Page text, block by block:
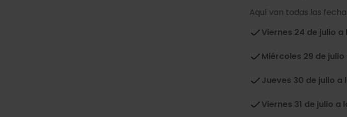
Aquí van todas las
Viernes 24 de julio a
Miércoles 29 de julio
Jueves 30 de julio a
Viernes 31 de julio a